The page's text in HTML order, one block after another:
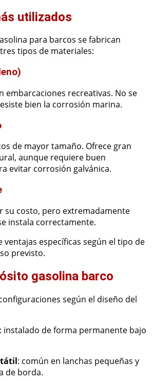
utilizados
para barcos se fabrican
tipos de materiales:
embarcaciones recreativas. No se
bien la corrosión marina.
de mayor tamaño. Ofrece gran
aunque requiere buen
evitar corrosión galvánica.
su costo, pero extremadamente
instala correctamente.
ventajas específicas según el tipo de
previsto.
gasolina barco
según el diseño del
: instalado de forma permanente bajo
: común en lanchas pequeñas y
de borda.